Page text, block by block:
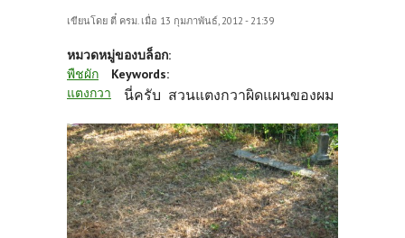
เขียนโดย ตี๋ ครม.เมื่อ 13 กุมภาพันธ์, 2012 - 21:39
หมวดหมู่ของบล็อก:
พืชผัก
Keywords:
แตงกวา
นี่ครับ สวนแตงกวาผิดแผนของผม